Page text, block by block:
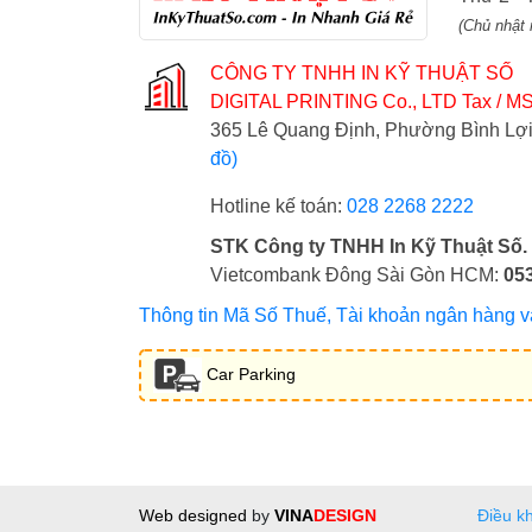
(Chủ nhật
CÔNG TY TNHH IN KỸ THUẬT SỐ
DIGITAL PRINTING Co., LTD Tax /
365 Lê Quang Định, Phường Bình
đồ)
Hotline kế toán: 028 2268 2222
STK Công ty TNHH In Kỹ Thuật Số.
Vietcombank Đông Sài Gòn HCM:
Thông tin Mã Số Thuế, Tài khoản ngân hàng
Car Parking
Web designed by VINADESIGN Điều